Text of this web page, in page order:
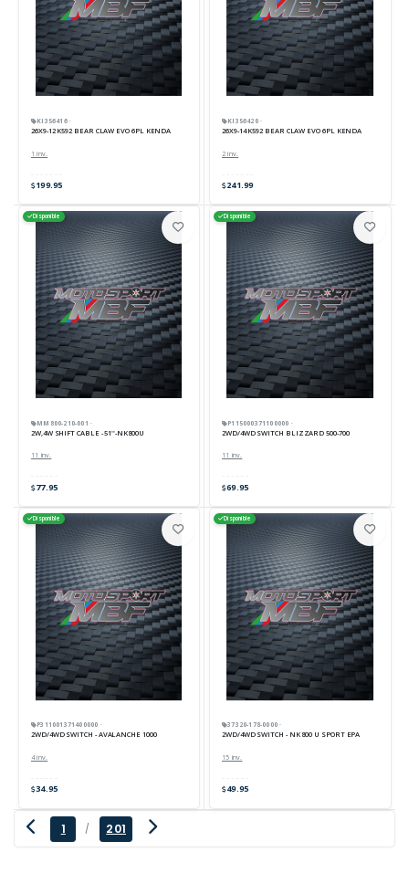
KI356416 ·
26X9-12 K592 BEAR CLAW EVO 6PL KENDA
1 inv.
199.95
KI356420 ·
26X9-14 K592 BEAR CLAW EVO 6PL KENDA
2 inv.
241.99
Disponible
MM800-210-001 ·
2W,4W SHIFT CABLE - 51''-NK800U
11 inv.
77.95
Disponible
P115000371100000 ·
2WD/4WD SWITCH BLIZZARD 500-700
11 inv.
69.95
Disponible
P311001371400000 ·
2WD/4WD SWITCH - AVALANCHE 1000
4 inv.
34.95
Disponible
37320-178-0000 ·
2WD/4WD SWITCH - NK 800 U SPORT EPA
15 inv.
49.95
1 / 201